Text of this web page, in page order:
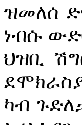
ዝመለሰ
ነብሱ
ህዝቢ
ካብ